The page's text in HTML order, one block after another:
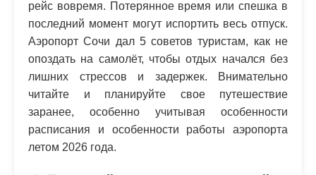
рейс вовремя. Потерянное время или спешка в
последний момент могут испортить весь отпуск.
Аэропорт Сочи дал 5 советов туристам, как не
опоздать на самолёт, чтобы отдых начался без
лишних стрессов и задержек. Внимательно
читайте и планируйте свое путешествие
заранее, особенно учитывая особенности
расписания и особенности работы аэропорта
летом 2026 года.